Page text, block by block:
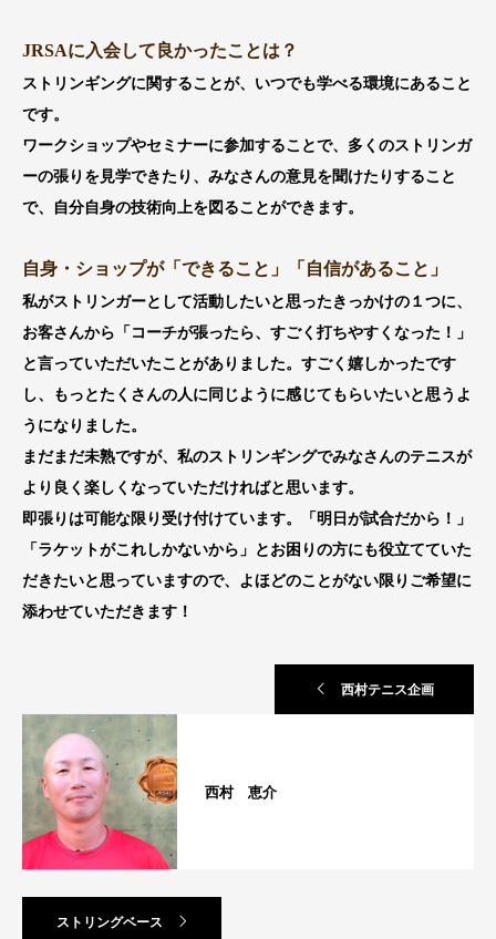
JRSAに入会して良かったことは？
ストリンギングに関することが、いつでも学べる環境にあること
です。
ワークショップやセミナーに参加することで、多くのストリンガ
ーの張りを見学できたり、みなさんの意見を聞けたりすること
で、自分自身の技術向上を図ることができます。
自身・ショップが「できること」「自信があること」
私がストリンガーとして活動したいと思ったきっかけの１つに、
お客さんから「コーチが張ったら、すごく打ちやすくなった！」
と言っていただいたことがありました。すごく嬉しかったです
し、もっとたくさんの人に同じように感じてもらいたいと思うよ
うになりました。
まだまだ未熟ですが、私のストリンギングでみなさんのテニスが
より良く楽しくなっていただければと思います。
即張りは可能な限り受け付けています。「明日が試合だから！」
「ラケットがこれしかないから」とお困りの方にも役立てていた
だきたいと思っていますので、よほどのことがない限りご希望に
添わせていただきます！
西村テニス企画
西村 恵介
ストリングベース